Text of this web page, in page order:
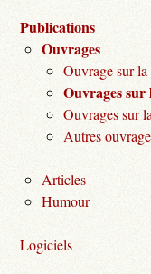
Publications
Ouvrages
Ouvrage sur
Ouvrages sur
Ouvrages sur
Autres
Articles
Humour
Logiciels